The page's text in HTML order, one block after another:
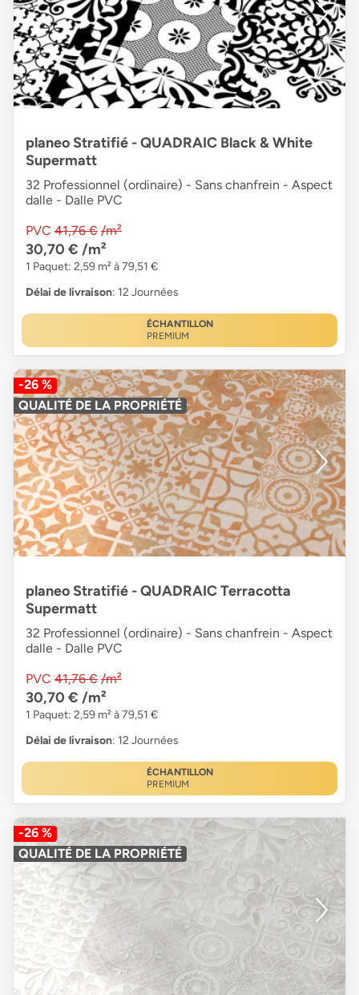
planeo Stratifié - QUADRAIC Black & White
Supermatt
32 Professionnel (ordinaire) - Sans chanfrein - Aspect
dalle - Dalle PVC
PVC 41,76 € /m²
30,70 € /m²
1 Paquet: 2,59 m² à 79,51 €
Délai de livraison: 12 Journées
ÉCHANTILLON
PREMIUM
-26 %
QUALITÉ DE LA PROPRIÉTÉ
planeo Stratifié - QUADRAIC Terracotta
Supermatt
32 Professionnel (ordinaire) - Sans chanfrein - Aspect
dalle - Dalle PVC
PVC 41,76 € /m²
30,70 € /m²
1 Paquet: 2,59 m² à 79,51 €
Délai de livraison: 12 Journées
ÉCHANTILLON
PREMIUM
-26 %
QUALITÉ DE LA PROPRIÉTÉ